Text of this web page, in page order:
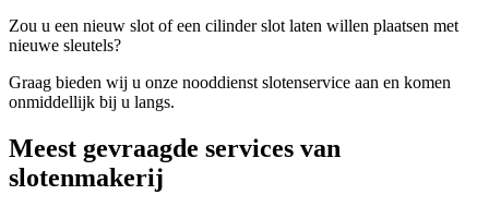
Zou u een nieuw slot of een cilinder slot laten willen plaatsen met
nieuwe sleutels?
Graag bieden wij u onze nooddienst slotenservice aan en komen
onmiddellijk bij u langs.
Meest gevraagde services van
slotenmakerij